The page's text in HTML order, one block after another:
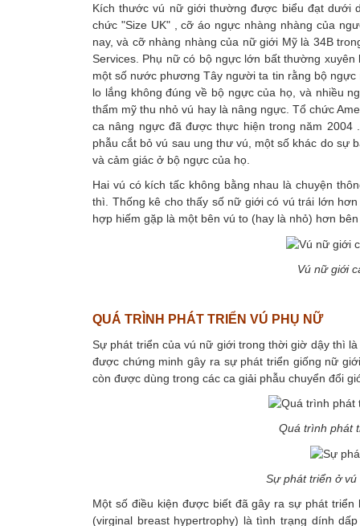
Kích thước vú nữ giới thường được biểu đạt dưới
chức "Size UK" , cỡ áo ngực nhàng nhàng của
nay, và cỡ nhàng nhàng của nữ giới Mỹ là 34B
Services. Phụ nữ có bộ ngực lớn bất thường
một số nước phương Tây người ta tin rằng bộ
lo lắng không đúng về bộ ngực của họ, và nhiều
thẩm mỹ thu nhỏ vú hay là nâng ngực. Tổ chức
ca nâng ngực đã được thực hiện trong năm
phẫu cắt bỏ vú sau ung thư vú, một số khác do sự
và cảm giác ở bộ ngực của họ.
Hai vú có kích tấc không bằng nhau là chuyện
thì. Thống kê cho thấy số nữ giới có vú trái lớn
hợp hiếm gặp là một bên vú to (hay là nhỏ) hơn
Vú nữ giới
QUÁ TRÌNH PHÁT TRIỂN VÚ PHỤ NỮ
Sự phát triển của vú nữ giới trong thời giờ dậy thì
được chứng minh gây ra sự phát triển giống nữ
còn được dùng trong các ca giải phẫu chuyển đổi
Quá trình phát
Sự phát triển ở
Một số điều kiện được biết đã gây ra sự phát
(virginal breast hypertrophy) là tình trạng dính